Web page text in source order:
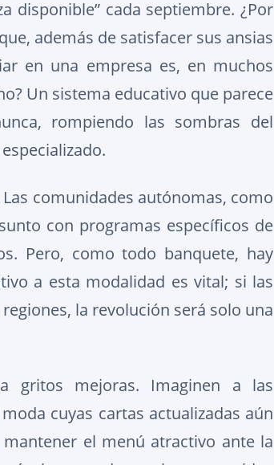
disponible” cada septiembre. ¿Por
además de satisfacer sus ansias
en una empresa es, en muchos
Un sistema educativo que parece
rompiendo las sombras del
comunidades autónomas, como
con programas específicos de
Pero, como todo banquete, hay
a esta modalidad es vital; si las
la revolución será solo una
gritos mejoras. Imaginen a las
cuyas cartas actualizadas aún
el menú atractivo ante la